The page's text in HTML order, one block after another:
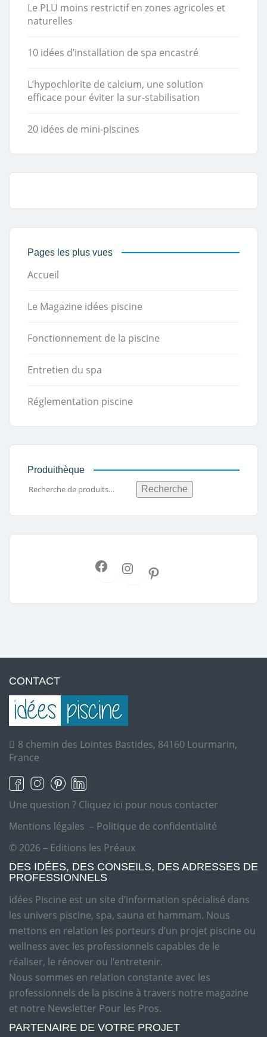
Le PLU moins restrictif en zones agricoles et
naturelles
10 idées d’installation de spa encastré
L’hypochlorite de calcium, une solution
efficace pour éviter la sur-stabilisation
20 idées de mini-piscines
Pages les plus vues
Accueil
Le Magazine idées piscine
Fonctionnement de la piscine
Entretien du spa
Réglementation piscine
Produithèque
Recherche
CONTACT
8 chemin des Lointes Bastides, 84160 Lourmarin,
France
Une question ? Cliquez ici pour nous contacter
Mentions légales – Politique de confidentialité
© 2026 – Editions les Préaux
DES IDÉES, DES CONSEILS, DES ADRESSES DE
PROFESSIONNELS
Idées Piscine est un site d’information spécialisé dans
les univers piscine, spa, sauna et hammam. Nous
mettons en relation les porteurs d’un projet piscine ou
wellness avec les professionnels capables de le
réaliser, le rénover ou l’entretenir.
Nous sommes en relation constante avec les
professionnels de la piscine à travers notre magazine
et notre Newsletter Pour les Pros.
PARTENAIRE DE VOTRE PROJET